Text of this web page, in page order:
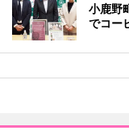
小鹿野
でコー